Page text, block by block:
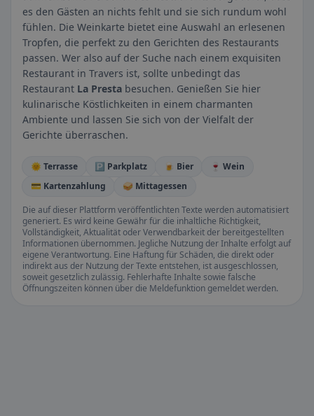
es den Gästen an nichts fehlt und sie sich rundum wohl
fühlen. Die Weinkarte bietet eine Auswahl an erlesenen
Tropfen, die perfekt zu den Gerichten des Restaurants
passen. Wer also auf der Suche nach einem exquisiten
Restaurant in Travers ist, sollte unbedingt das
Restaurant La Presta besuchen. Genießen Sie hier
kulinarische Köstlichkeiten in einem charmanten
Ambiente und lassen Sie sich von der Vielfalt der
Gerichte überraschen.
🌞 Terrasse 🅿️ Parkplatz 🍺 Bier
🍷 Wein
💳 Kartenzahlung
🥪 Mittagessen
Die auf dieser Plattform veröffentlichten Texte werden automatisiert
generiert. Es wird keine Gewähr für die inhaltliche Richtigkeit,
Vollständigkeit, Aktualität oder Verwendbarkeit der bereitgestellten
Informationen übernommen. Jegliche Nutzung der Inhalte erfolgt auf
eigene Verantwortung. Eine Haftung für Schäden, die direkt oder
indirekt aus der Nutzung der Texte entstehen, ist ausgeschlossen,
soweit gesetzlich zulässig. Fehlerhafte Inhalte sowie falsche
Öffnungszeiten können über die Meldefunktion gemeldet werden.